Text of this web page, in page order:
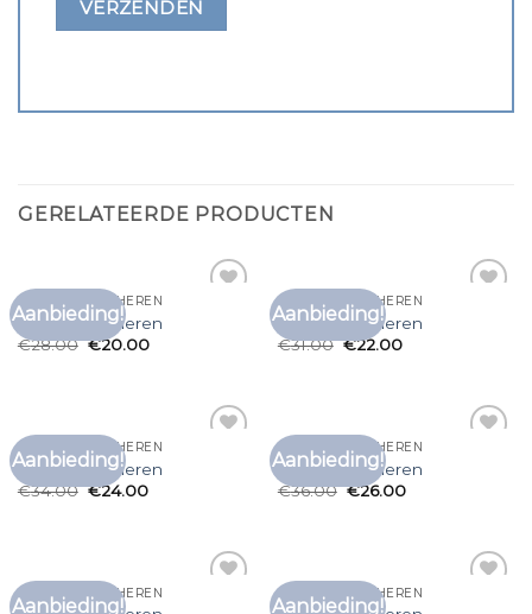
GERELATEERDE PRODUCTEN
Aanbieding!
BRUIN T SHIRT HEREN
bruin t shirt heren
€28.00 €20.00
Aanbieding!
BRUIN T SHIRT HEREN
bruin t shirt heren
€31.00 €22.00
Aanbieding!
BRUIN T SHIRT HEREN
bruin t shirt heren
€34.00 €24.00
Aanbieding!
BRUIN T SHIRT HEREN
bruin t shirt heren
€36.00 €26.00
Aanbieding!
BRUIN T SHIRT HEREN
Aanbieding!
BRUIN T SHIRT HEREN